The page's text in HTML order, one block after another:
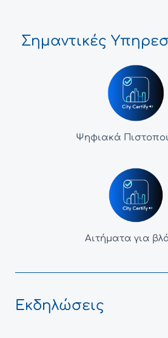
Σημαντικές
Ψηφιακά
Αιτήματα για
Εκδηλώσεις